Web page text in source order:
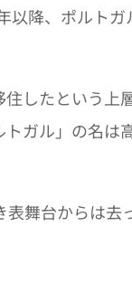
降、ポルト
したという上
ガル」の名は
舞台からは去